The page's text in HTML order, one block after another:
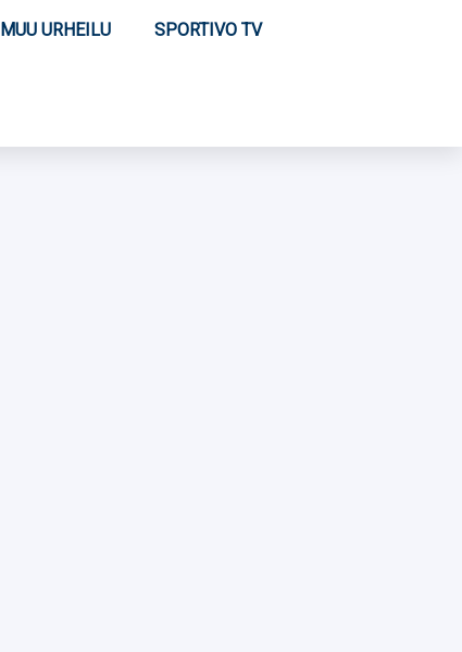
MUU URHEILU SPORTIVO TV